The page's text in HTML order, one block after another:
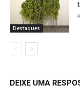
Destaques
DEIXE UMA